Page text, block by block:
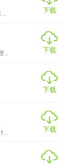
下载
...
下载
下载
...
下载